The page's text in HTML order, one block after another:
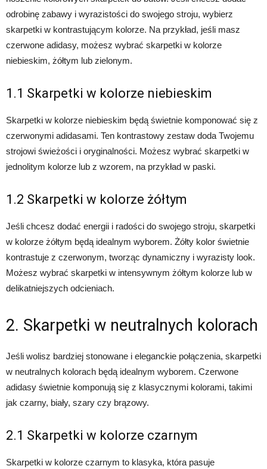
odrobinę zabawy i wyrazistości do swojego stroju, wybierz
skarpetki w kontrastującym kolorze. Na przykład, jeśli masz
czerwone adidasy, możesz wybrać skarpetki w kolorze
niebieskim, żółtym lub zielonym.
1.1 Skarpetki w kolorze niebieskim
Skarpetki w kolorze niebieskim będą świetnie komponować się z
czerwonymi adidasami. Ten kontrastowy zestaw doda Twojemu
strojowi świeżości i oryginalności. Możesz wybrać skarpetki w
jednolitym kolorze lub z wzorem, na przykład w paski.
1.2 Skarpetki w kolorze żółtym
Jeśli chcesz dodać energii i radości do swojego stroju, skarpetki
w kolorze żółtym będą idealnym wyborem. Żółty kolor świetnie
kontrastuje z czerwonym, tworząc dynamiczny i wyrazisty look.
Możesz wybrać skarpetki w intensywnym żółtym kolorze lub w
delikatniejszych odcieniach.
2. Skarpetki w neutralnych kolorach
Jeśli wolisz bardziej stonowane i eleganckie połączenia, skarpetki
w neutralnych kolorach będą idealnym wyborem. Czerwone
adidasy świetnie komponują się z klasycznymi kolorami, takimi
jak czarny, biały, szary czy brązowy.
2.1 Skarpetki w kolorze czarnym
Skarpetki w kolorze czarnym to klasyka, która pasuje